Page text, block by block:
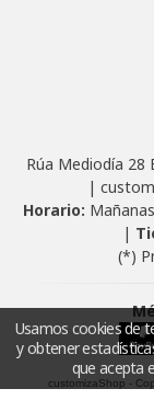
Rúa Mediodía 28
|
Horario:
|
(*)
customizaShop -
Usamos cookies de
y obtener
que acepta